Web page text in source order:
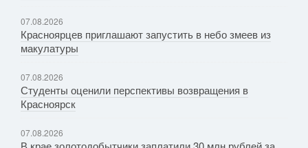
07.08.2026
Красноярцев приглашают запустить в небо змеев из
макулатуры
07.08.2026
Студенты оценили перспективы возвращения в
Красноярск
07.08.2026